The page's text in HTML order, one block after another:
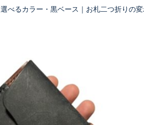
選べるカラー・黒ベース｜お札二つ折りの